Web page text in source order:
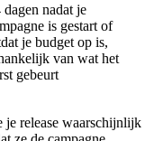
dagen nadat je
is gestart of
je budget op is,
van wat het
gebeurt
je release waarschijnlijk